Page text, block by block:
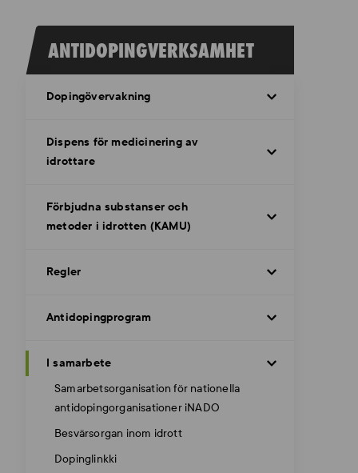
ANTIDOPINGVERKSAMHET
Dopingövervakning
Dispens för medicinering av
idrottare
Förbjudna substanser och
metoder i idrotten (KAMU)
Regler
Antidopingprogram
I samarbete
Samarbetsorganisation för nationella
antidopingorganisationer iNADO
Besvärsorgan inom idrott
Dopinglinkki